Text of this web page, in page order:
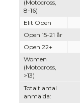
Totalt antal
anmälda:
(Motocross,
8-16)
Elit Open
Open 15-21 år
Open 22+
Women
(Motocross,
>13)